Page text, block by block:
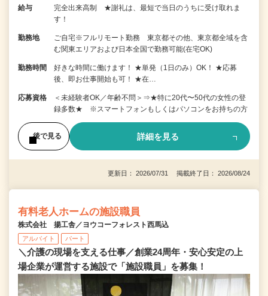
給与
完全出来高制 ★謝礼は、最短で当日のうちに受け取れま
す！
勤務地
ご自宅※フルリモート勤務 東京都その他、東京都全域を含
む関東エリアおよび日本全国で勤務可能(在宅OK)
勤務時間
好きな時間に働けます！ ★単発（1日のみ）OK！ ★応募
後、即お仕事開始も可！ ★在…
応募資格
＜未経験者OK／年齢不問＞⇒★特に20代〜50代の女性の登
録多数★ ※スマートフォンもしくはパソコンをお持ちの方
後で見る 詳細を見る
更新日： 2026/07/31 掲載終了日： 2026/08/24
有料老人ホームの施設職員
株式会社 揚工舎／ヨウコーフォレスト西馬込
アルバイト パート
＼介護の現場を支える仕事／創業24周年・安心安定の上
場企業が運営する施設で「施設職員」を募集！